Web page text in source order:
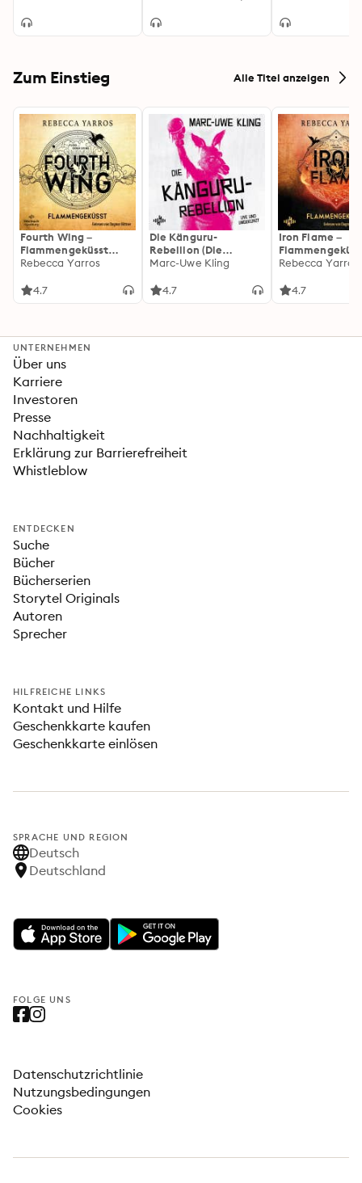
Zum Einstieg Alle Titel anzeigen
Fourth Wing –
Flammengeküsst
(Flammengeküsst-
Rebecca Yarros
4.7
Die Känguru-
Rebellion (Die
Känguru-Werke 5)
Marc-Uwe Kling
4.7
Iron Flame –
heißersehnte
Rebecca Yarros
4.7
UNTERNEHMEN
Über uns
Karriere
Investoren
Presse
Nachhaltigkeit
Erklärung zur Barrierefreiheit
Whistleblow
ENTDECKEN
Suche
Bücher
Bücherserien
Storytel Originals
Autoren
Sprecher
HILFREICHE LINKS
Kontakt und Hilfe
Geschenkkarte kaufen
Geschenkkarte einlösen
SPRACHE UND REGION
Deutsch
Deutschland
FOLGE UNS
Datenschutzrichtlinie
Nutzungsbedingungen
Cookies